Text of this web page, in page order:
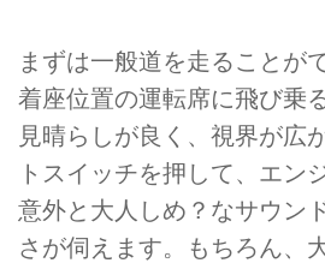
まずは一般道を走ることが
着座位置の運転席に飛び乗
見晴らしが良く、視界が広
トスイッチを押して、エン
意外と大人しめ？なサウン
さが伺えます。もちろん、